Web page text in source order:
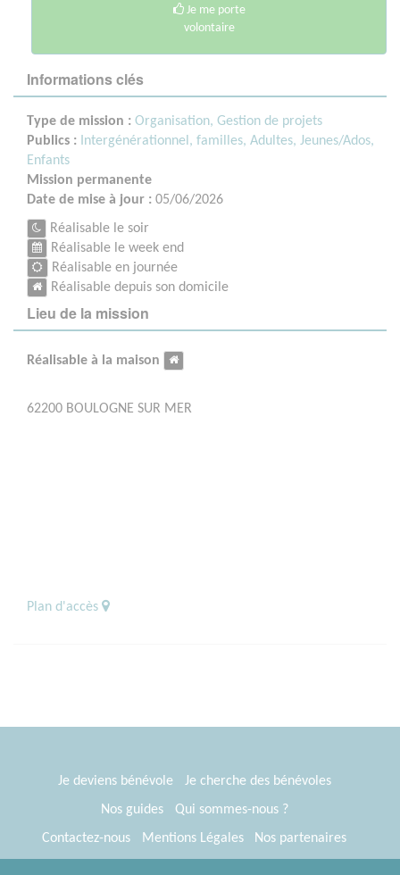
Je me porte
volontaire
Informations clés
Type de mission : Organisation, Gestion de projets
Publics : Intergénérationnel, familles, Adultes, Jeunes/Ados,
Enfants
Mission permanente
Date de mise à jour : 05/06/2026
Réalisable le soir
Réalisable le week end
Réalisable en journée
Réalisable depuis son domicile
Lieu de la mission
Réalisable à la maison
62200 BOULOGNE SUR MER
Plan d'accès
Je deviens bénévole
Je cherche des bénévoles
Nos guides
Qui sommes-nous ?
Contactez-nous
Mentions Légales
Nos partenaires